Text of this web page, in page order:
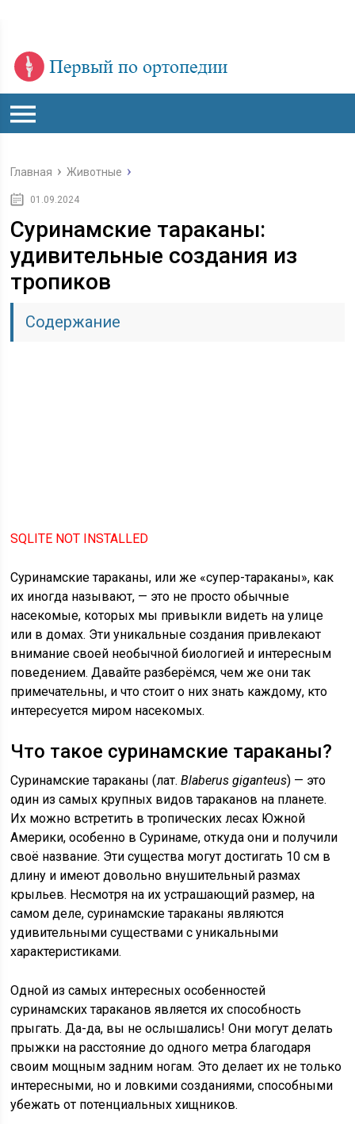
Главная Животные
01.09.2024
Суринамские тараканы:
удивительные создания из
тропиков
Содержание
SQLITE NOT INSTALLED
Суринамские тараканы, или же «супер-тараканы», как
их иногда называют, — это не просто обычные
насекомые, которых мы привыкли видеть на улице
или в домах. Эти уникальные создания привлекают
внимание своей необычной биологией и интересным
поведением. Давайте разберёмся, чем же они так
примечательны, и что стоит о них знать каждому, кто
интересуется миром насекомых.
Что такое суринамские тараканы?
Суринамские тараканы (лат.Blaberus giganteus) — это
один из самых крупных видов тараканов на планете.
Их можно встретить в тропических лесах Южной
Америки, особенно в Суринаме, откуда они и получили
своё название. Эти существа могут достигать 10 см в
длину и имеют довольно внушительный размах
крыльев. Несмотря на их устрашающий размер, на
самом деле, суринамские тараканы являются
удивительными существами с уникальными
характеристиками.
Одной из самых интересных особенностей
суринамских тараканов является их способность
прыгать. Да-да, вы не ослышались! Они могут делать
прыжки на расстояние до одного метра благодаря
своим мощным задним ногам. Это делает их не только
интересными, но и ловкими созданиями, способными
убежать от потенциальных хищников.